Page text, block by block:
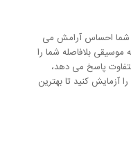
شما احساس آرامش می
بلافاصله شما را
پاسخ می دهد،
را آزمایش کنید تا بهترین